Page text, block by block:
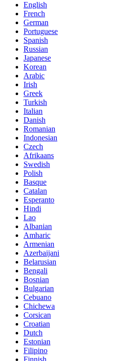
English
French
German
Portuguese
Spanish
Russian
Japanese
Korean
Arabic
Irish
Greek
Turkish
Italian
Danish
Romanian
Indonesian
Czech
Afrikaans
Swedish
Polish
Basque
Catalan
Esperanto
Hindi
Lao
Albanian
Amharic
Armenian
Azerbaijani
Belarusian
Bengali
Bosnian
Bulgarian
Cebuano
Chichewa
Corsican
Croatian
Dutch
Estonian
Filipino